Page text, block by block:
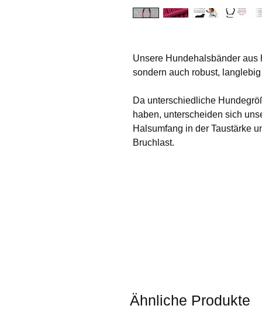
Unsere Hundehalsbänder aus
sondern auch robust,
Da unterschiedliche
haben, unterscheiden sich
Halsumfang in der Taustärke
Bruchlast.
Ähnliche Produkte